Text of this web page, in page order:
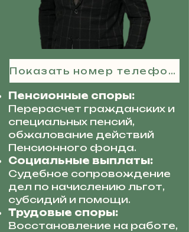
Показать номер телефона
Пенсионные споры:
Перерасчет гражданских и
специальных пенсий,
обжалование действий
Пенсионного фонда.
Социальные выплаты:
Судебное сопровождение
дел по начислению льгот,
субсидий и помощи.
Трудовые споры:
Восстановление на работе,